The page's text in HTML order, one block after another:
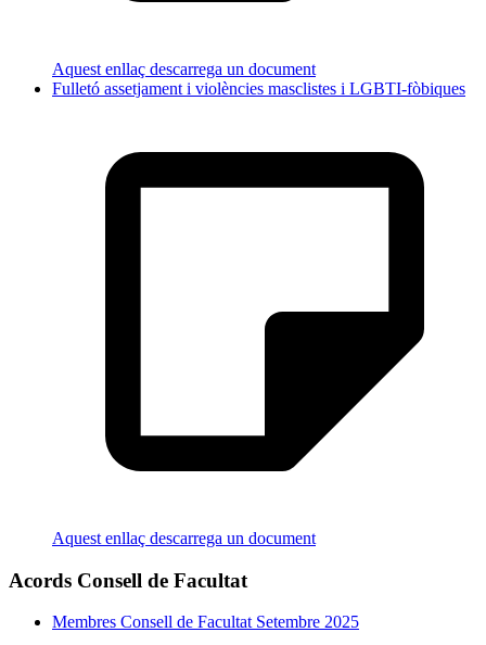
Aquest enllaç descarrega un document
Fulletó assetjament i violències masclistes i LGBTI-fòbiques
Aquest enllaç descarrega un document
Acords Consell de Facultat
Membres Consell de Facultat Setembre 2025